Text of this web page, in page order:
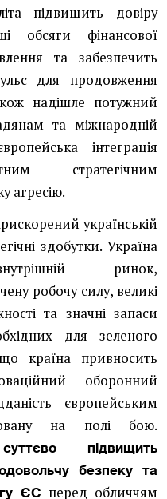
підвищить довіру
обсяги фінансової
та забезпечить
для продовження
надішле потужний
та міжнародній
інтеграція
стратегічним
агресію.
українській
здобутки. Україна
ринок,
робочу силу, великі
та значні запаси
для зеленого
країна привносить
оборонний
європейським
на полі бою.
підвищить
безпеку та
ЄС перед обличчям